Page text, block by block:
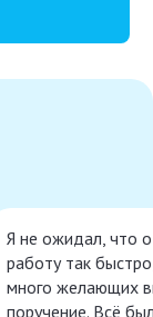
Я не ожидал, что
работу так
много желающих
поручение. Всё